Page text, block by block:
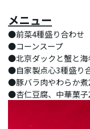
メニュー
●前菜4種盛り合わせ
●コーンスープ
●北京ダックと蟹と海
●自家製点心3種盛り
●豚バラ肉やわらか煮
●杏仁豆腐、中華菓子